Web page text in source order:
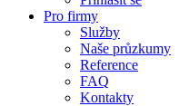
Pro firmy
Služby
Naše průzkumy
Reference
FAQ
Kontakty